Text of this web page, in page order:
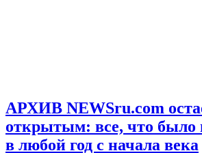
АРХИВ NEWSru.com
открытым: все, что было
в любой год с начала века